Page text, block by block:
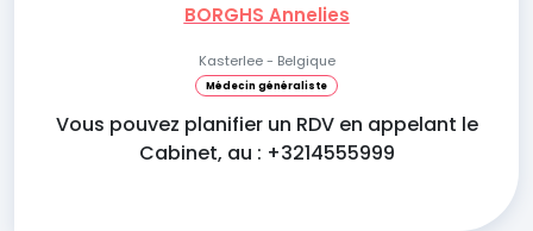
BORGHS Annelies
Kasterlee - Belgique
Médecin généraliste
Vous pouvez planifier un RDV en appelant le
Cabinet, au : +3214555999